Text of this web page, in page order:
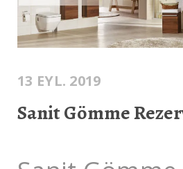
13 EYL. 2019
Sanit Gömme